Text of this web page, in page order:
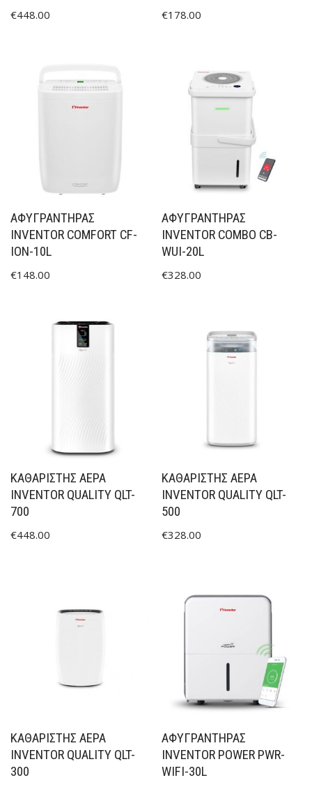
€448.00 €178.00
ΑΦΥΓΡΑΝΤΉΡΑΣ
INVENTOR COMFORT CF-
ION-10L
€148.00
ΑΦΥΓΡΑΝΤΉΡΑΣ
INVENTOR COMBO CB-
WUI-20L
€328.00
ΚΑΘΑΡΙΣΤΉΣ ΑΈΡΑ
INVENTOR QUALITY QLT-
700
€448.00
ΚΑΘΑΡΙΣΤΉΣ ΑΈΡΑ
INVENTOR QUALITY QLT-
500
€328.00
ΚΑΘΑΡΙΣΤΉΣ ΑΈΡΑ
INVENTOR QUALITY QLT-
300
ΑΦΥΓΡΑΝΤΗΡΑΣ
INVENTOR POWER PWR-
WIFI-30L